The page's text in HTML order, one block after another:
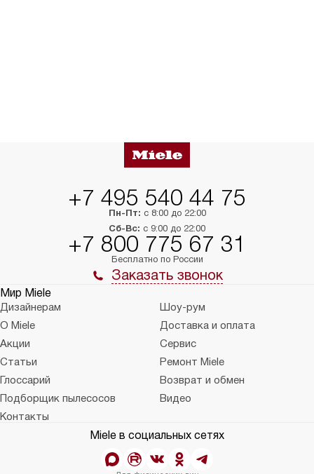
+7 495 540 44 75
Пн-Пт: с 8:00 до 22:00
Сб-Вс: с 9:00 до 22:00
+7 800 775 67 31
Бесплатно по России
Заказать звонок
Мир Miele
Дизайнерам
Шоу-рум
О Miele
Доставка и оплата
Акции
Сервис
Статьи
Ремонт Miele
Глоссарий
Возврат и обмен
Подборщик пылесосов
Видео
Контакты
Miele в социальных сетях